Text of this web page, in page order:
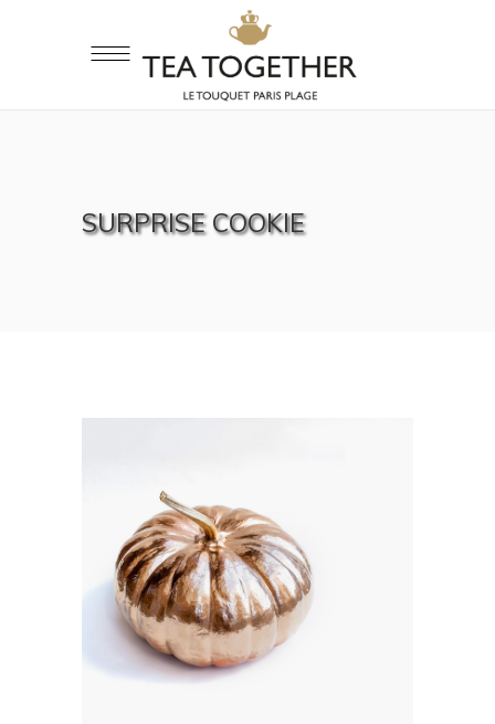
SURPRISE COOKIE